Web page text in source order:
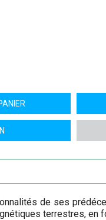
de ses
terrestres, en